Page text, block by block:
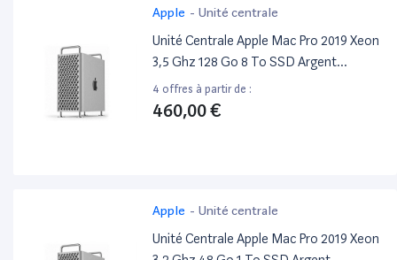
Apple - Unité centrale
Unité Centrale Apple Mac Pro 2019 Xeon
3,5 Ghz 128 Go 8 To SSD Argent
Reconditionné
4 offres à partir de :
460,00 €
Apple - Unité centrale
Unité Centrale Apple Mac Pro 2019 Xeon